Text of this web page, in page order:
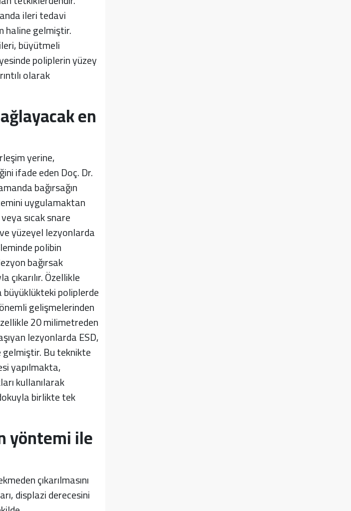
ileri tedavi
haline gelmiştir.
büyütmeli
poliplerin yüzey
olarak
en
yerine,
ifade eden Doç. Dr.
bağırsağın
uygulamaktan
sıcak snare
yüzeyel lezyonlarda
polibin
bağırsak
çıkarılır. Özellikle
büyüklükteki poliplerde
gelişmelerinden
20 milimetreden
lezyonlarda ESD,
Bu teknikte
yapılmakta,
kullanılarak
birlikte tek
yöntemi ile
çıkarılmasını
displazi derecesini